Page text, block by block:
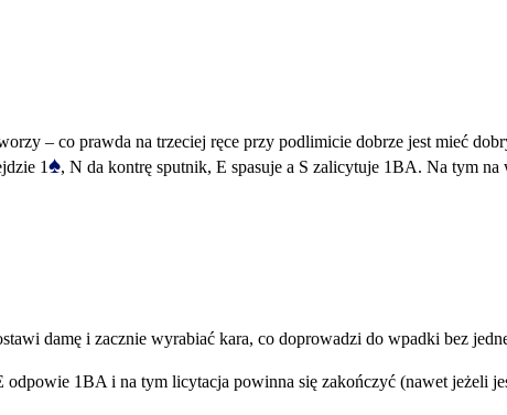
– co prawda na trzeciej ręce przy podlimicie dobrze jest mieć
1♠, N da kontrę sputnik, E spasuje a S zalicytuje 1BA. Na tym na
damę i zacznie wyrabiać kara, co doprowadzi do wpadki bez
odpowie 1BA i na tym licytacja powinna się zakończyć (nawet jeżeli